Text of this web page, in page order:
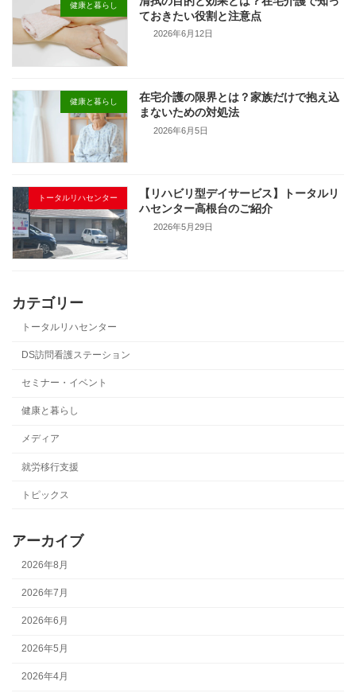
健康と暮らし
ておきたい役割と注意点
2026年6月12日
健康と暮らし
在宅介護の限界とは？家族だけで抱え込
まないための対処法
2026年6月5日
トータルリハセンター
【リハビリ型デイサービス】トータルリ
ハセンター高根台のご紹介
2026年5月29日
カテゴリー
トータルリハセンター
DS訪問看護ステーション
セミナー・イベント
健康と暮らし
メディア
就労移行支援
トピックス
アーカイブ
2026年8月
2026年7月
2026年6月
2026年5月
2026年4月